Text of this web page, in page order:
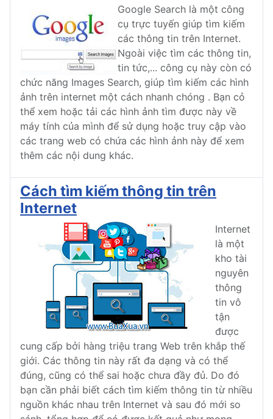
Google Search là một công
cụ trực tuyến giúp tìm kiếm
các thông tin trên Internet.
Ngoài việc tìm các thông tin,
tin tức,... công cụ này còn có
chức năng Images Search, giúp tìm kiếm các hình
ảnh trên internet một cách nhanh chóng . Bạn cỏ
thể xem hoặc tải các hình ảnh tìm được này về
máy tính của mình để sử dụng hoặc truy cập vào
các trang web có chứa các hình ảnh này để xem
thêm các nội dung khác.
Cách tìm kiếm thông tin trên
Internet
Internet
là một
kho tài
nguyên
thông
tin vô
tận
được
cung cấp bởi hàng triệu trang Web trên khắp thế
giới. Các thông tin này rất đa dạng và có thể
đúng, cũng có thể sai hoặc chưa đầy đủ. Do đó
bạn cần phải biết cách tìm kiếm thông tin từ nhiều
nguồn khác nhau trên Internet và sau đó mới so